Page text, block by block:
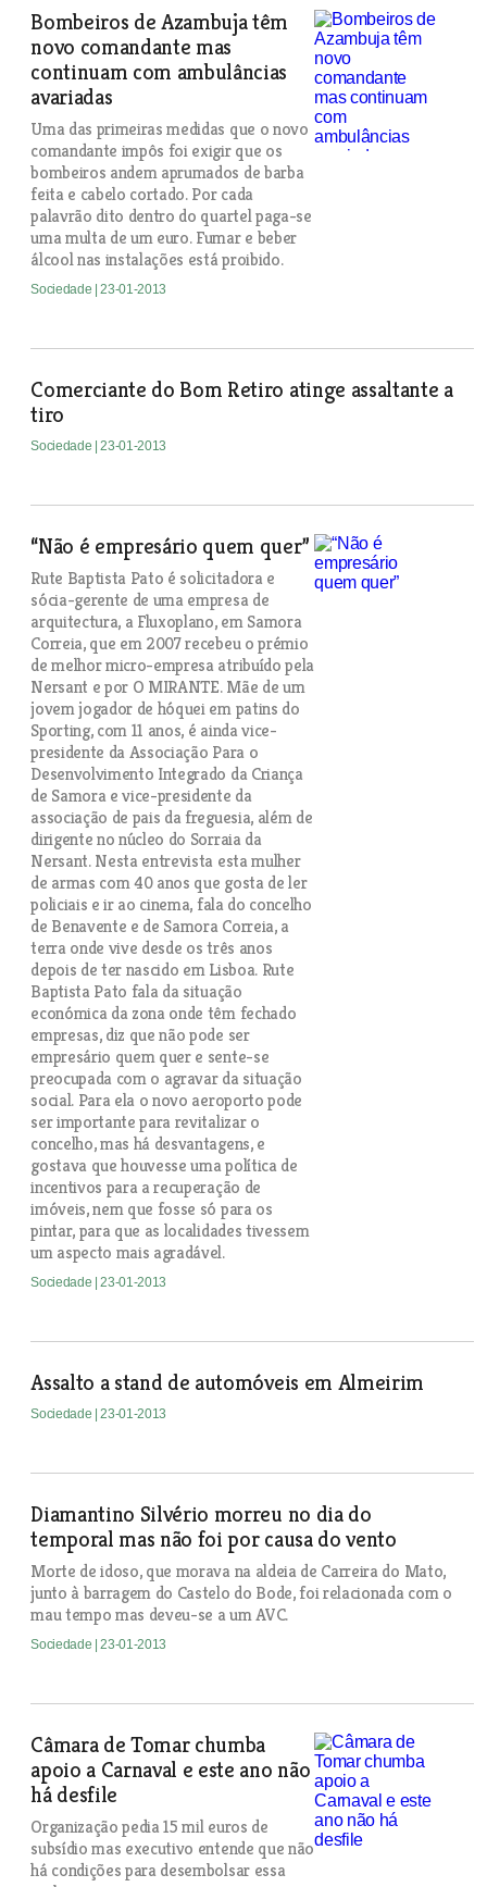
Bombeiros de Azambuja têm
novo comandante mas
continuam com ambulâncias
avariadas
Uma das primeiras medidas que o novo
comandante impôs foi exigir que os
bombeiros andem aprumados de barba
feita e cabelo cortado. Por cada
palavrão dito dentro do quartel paga-se
uma multa de um euro. Fumar e beber
álcool nas instalações está proibido.
Sociedade | 23-01-2013
Comerciante do Bom Retiro atinge assaltante a
tiro
Sociedade | 23-01-2013
“Não é empresário quem quer”
Rute Baptista Pato é solicitadora e
sócia-gerente de uma empresa de
arquitectura, a Fluxoplano, em Samora
Correia, que em 2007 recebeu o prémio
de melhor micro-empresa atribuído pela
Nersant e por O MIRANTE. Mãe de um
jovem jogador de hóquei em patins do
Sporting, com 11 anos, é ainda vice-
presidente da Associação Para o
Desenvolvimento Integrado da Criança
de Samora e vice-presidente da
associação de pais da freguesia, além de
dirigente no núcleo do Sorraia da
Nersant. Nesta entrevista esta mulher
de armas com 40 anos que gosta de ler
policiais e ir ao cinema, fala do concelho
de Benavente e de Samora Correia, a
terra onde vive desde os três anos
depois de ter nascido em Lisboa. Rute
Baptista Pato fala da situação
económica da zona onde têm fechado
empresas, diz que não pode ser
empresário quem quer e sente-se
preocupada com o agravar da situação
social. Para ela o novo aeroporto pode
ser importante para revitalizar o
concelho, mas há desvantagens, e
gostava que houvesse uma política de
incentivos para a recuperação de
imóveis, nem que fosse só para os
pintar, para que as localidades tivessem
um aspecto mais agradável.
Sociedade | 23-01-2013
Assalto a stand de automóveis em Almeirim
Sociedade | 23-01-2013
Diamantino Silvério morreu no dia do
temporal mas não foi por causa do vento
Morte de idoso, que morava na aldeia de Carreira do Mato,
junto à barragem do Castelo do Bode, foi relacionada com o
mau tempo mas deveu-se a um AVC.
Sociedade | 23-01-2013
Câmara de Tomar chumba
apoio a Carnaval e este ano não
há desfile
Organização pedia 15 mil euros de
subsídio mas executivo entende que não
há condições para desembolsar essa